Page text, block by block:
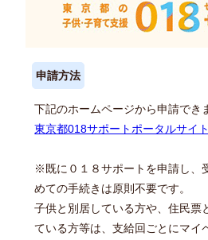
申請方法
下記のホームページから申請でき
東京都018サポートポータルサイト
※既に０１８サポートを申請し、
めての手続きは原則不要です。
子供と別居している方や、住民票
ている方等は、支給回ごとにマイ